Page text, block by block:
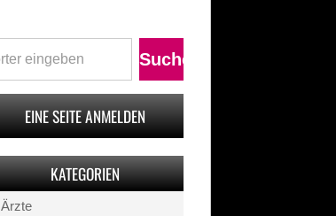
EINE SEITE ANMELDEN
KATEGORIEN
Ärzte